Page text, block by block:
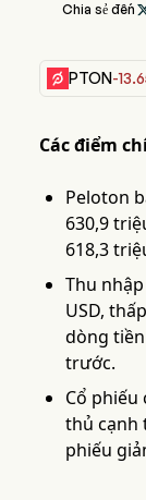
Chia sẻ đến
PTON-
Các điểm
Peloton
630,9
618,3
Thu
USD,
dòng
trước.
Cổ phiếu
thủ cạnh
phiếu